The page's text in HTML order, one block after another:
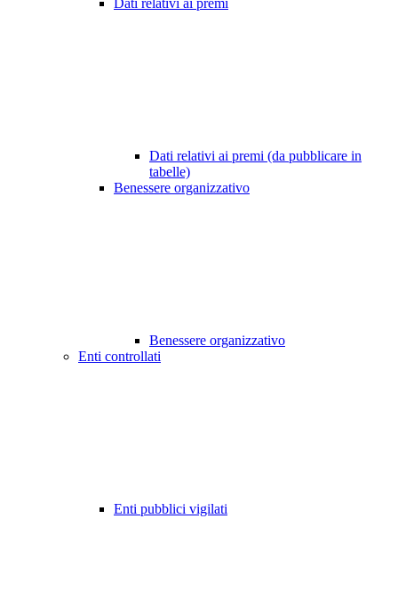
Dati relativi ai premi
Dati relativi ai premi (da pubblicare in
tabelle)
Benessere organizzativo
Benessere organizzativo
Enti controllati
Enti pubblici vigilati